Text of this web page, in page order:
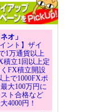
オ」
ント】ザイ
1万通貨以上
積立1回以上定
FX積立開設
上で1000FXポ
大100万円に
ト合格など
4000円！